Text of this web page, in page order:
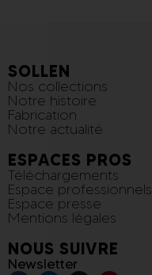
SOLLEN
Nos collections
Notre histoire
Fabrication
Notre actualité
ESPACES PROS
Téléchargements
Espace professionnels
Espace presse
Mentions légales
NOUS SUIVRE
Newsletter